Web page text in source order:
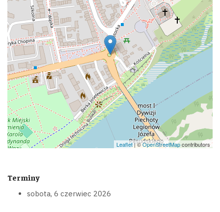
Leaflet| ©OpenStreetMapcontributors
Terminy
sobota, 6 czerwiec 2026